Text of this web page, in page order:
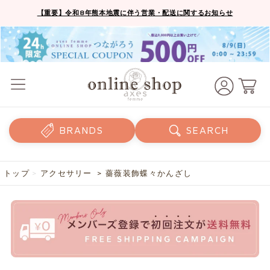
【重要】令和8年熊本地震に伴う営業・配送に関するお知らせ
BRANDS SEARCH
トップ > アクセサリー > 薔薇装飾蝶々かんざし